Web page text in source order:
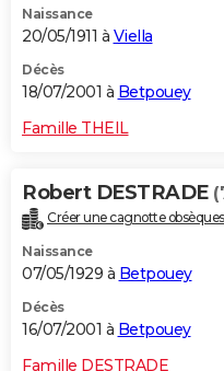
Naissance
20/05/1911 à Viella
Décès
18/07/2001 à Betpouey
Famille THEIL
Robert DESTRADE
Créer une cagnotte obsèques
Naissance
07/05/1929 à Betpouey
Décès
16/07/2001 à Betpouey
Famille DESTRADE